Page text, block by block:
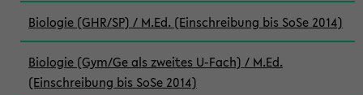
Biologie (GHR/SP) / M.Ed. (Einschreibung bis SoSe 2014)
Biologie (Gym/Ge als zweites U-Fach) / M.Ed.
(Einschreibung bis SoSe 2014)